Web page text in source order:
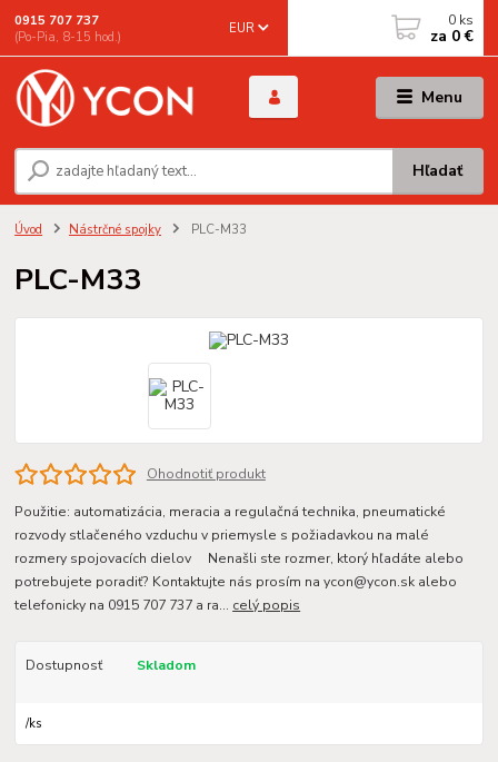
Menu
EUR
Hľadať
0915 707 737
(Po-Pia, 8-15 hod.)
0 ks
za 0 €
Úvod Nástrčné spojky PLC-M33
PLC-M33
Ohodnotiť produkt
Použitie: automatizácia, meracia a regulačná technika, pneumatické
rozvody stlačeného vzduchu v priemysle s požiadavkou na malé
rozmery spojovacích dielov Nenašli ste rozmer, ktorý hľadáte alebo
potrebujete poradiť? Kontaktujte nás prosím na ycon@ycon.sk alebo
telefonicky na 0915 707 737 a ra... celý popis
Dostupnosť Skladom
/ks